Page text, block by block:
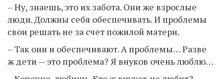
– Ну, знаешь, это их забота. Они же взрослые
люди. Должны себя обеспечивать. И проблемы
свои решать не за счет пожилой матери.
– Так они и обеспечивают. А проблемы… Разве
ж дети — это проблема? Я внуков очень люблю…